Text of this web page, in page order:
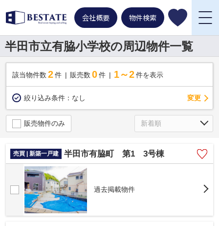
会社概要 物件検索
半田市立有脇小学校の周辺物件一覧
該当物件数 2件 販売数 0 件 1～2 件を表示
絞り込み条件： なし 変更
販売物件のみ
売買 | 新築一戸建 半田市有脇町 第1 3号棟
過去掲載物件